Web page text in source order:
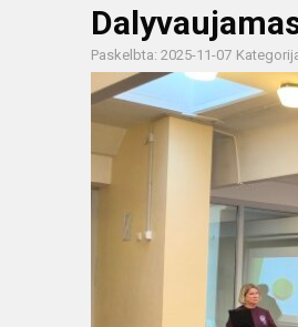
Paskelbta: 2025-11-07